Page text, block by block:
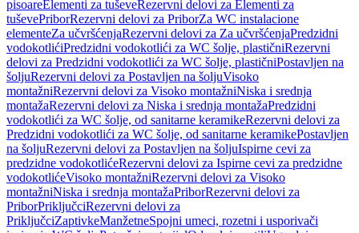
pisoareElementi za tuševeRezervni delovi za Elementi za
tuševePriborRezervni delovi za PriborZa WC instalacione
elementeZa učvršćenjaRezervni delovi za Za učvršćenjaPredzidni
vodokotlićiPredzidni vodokotlići za WC šolje, plastičniRezervni
delovi za Predzidni vodokotlići za WC šolje, plastičniPostavljen na
šoljuRezervni delovi za Postavljen na šoljuVisoko
montažniRezervni delovi za Visoko montažniNiska i srednja
montažaRezervni delovi za Niska i srednja montažaPredzidni
vodokotlići za WC šolje, od sanitarne keramikeRezervni delovi za
Predzidni vodokotlići za WC šolje, od sanitarne keramikePostavljen
na šoljuRezervni delovi za Postavljen na šoljuIspirne cevi za
predzidne vodokotlićeRezervni delovi za Ispirne cevi za predzidne
vodokotlićeVisoko montažniRezervni delovi za Visoko
montažniNiska i srednja montažaPriborRezervni delovi za
PriborPriključciRezervni delovi za
PriključciZaptivkeManžetneSpojni umeci, rozetni i usporivači